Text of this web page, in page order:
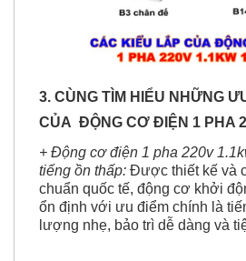
3. CÙNG TÌM HIỂU NHỮNG
CỦA ĐỘNG CƠ ĐIỆN 1 PHA
+ Động cơ điện 1 pha 220v
tiếng ồn thấp: Được thiết kế và
chuẩn quốc tế, động cơ khởi
ổn định với ưu điểm chính là
lượng nhẹ, bảo trì dễ dàng và